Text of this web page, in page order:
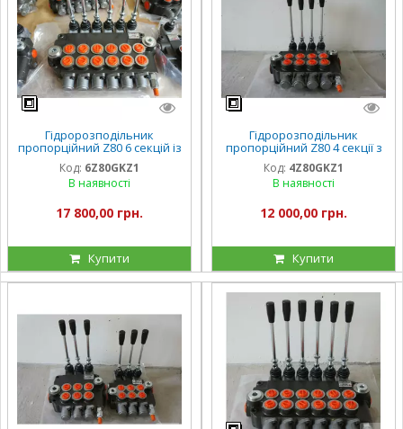
Гідророзподільник
пропорційний Z80 6 секцій із
ручним керуванням 6Z80
Badestnost
Код: 6Z80GKZ1
В наявності
17 800,00 грн.
Купити
Гідророзподільник
пропорційний Z80 4 секції з
ручним керуванням 4Z80
Badestnost
Код: 4Z80GKZ1
В наявності
12 000,00 грн.
Купити